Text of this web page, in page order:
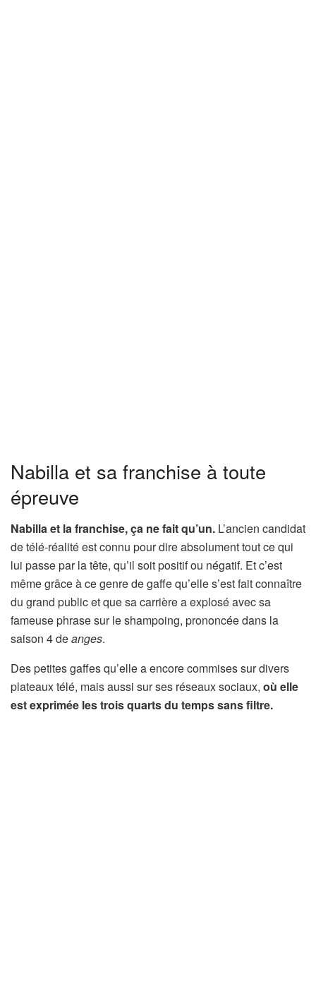
Nabilla et sa franchise à toute
épreuve
Nabilla et la franchise, ça ne fait qu’un. L’ancien candidat
de télé-réalité est connu pour dire absolument tout ce qui
lui passe par la tête, qu’il soit positif ou négatif. Et c’est
même grâce à ce genre de gaffe qu’elle s’est fait connaître
du grand public et que sa carrière a explosé avec sa
fameuse phrase sur le shampoing, prononcée dans la
saison 4 deanges.
Des petites gaffes qu’elle a encore commises sur divers
plateaux télé, mais aussi sur ses réseaux sociaux, où elle
est exprimée les trois quarts du temps sans filtre.